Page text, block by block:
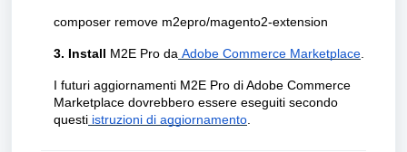
composer remove m2epro/magento2-extension
3. Install M2E Pro da Adobe Commerce Marketplace
I futuri aggiornamenti M2E Pro di Adobe Commerce
Marketplace dovrebbero essere eseguiti secondo
questi istruzioni di aggiornamento